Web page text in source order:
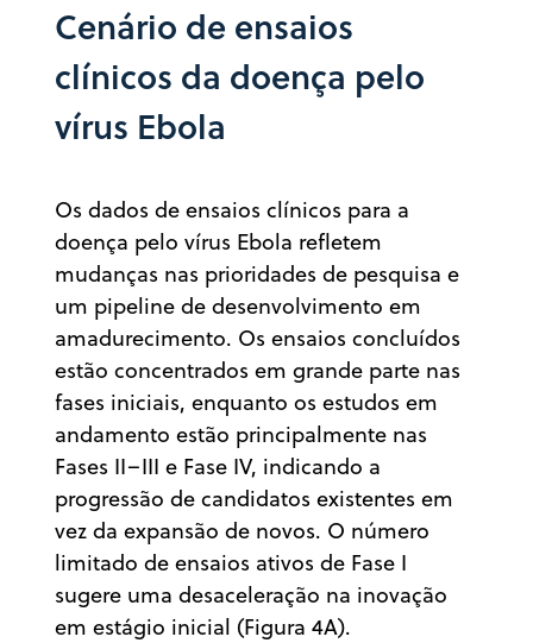
Cenário de ensaios
clínicos da doença pelo
vírus Ebola
Os dados de ensaios clínicos para a
doença pelo vírus Ebola refletem
mudanças nas prioridades de pesquisa e
um pipeline de desenvolvimento em
amadurecimento. Os ensaios concluídos
estão concentrados em grande parte nas
fases iniciais, enquanto os estudos em
andamento estão principalmente nas
Fases II–III e Fase IV, indicando a
progressão de candidatos existentes em
vez da expansão de novos. O número
limitado de ensaios ativos de Fase I
sugere uma desaceleração na inovação
em estágio inicial (Figura 4A).